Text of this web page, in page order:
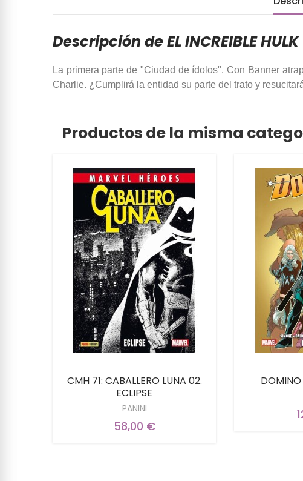
Descripción de EL INCREIBLE
La primera parte de "Ciudad de ídolos". Con Banner
Charlie. ¿Cumplirá la entidad su parte del trato y
Productos de la misma
CMH 71: CABALLERO LUNA 02.
ECLIPSE
PANINI
58,00 €